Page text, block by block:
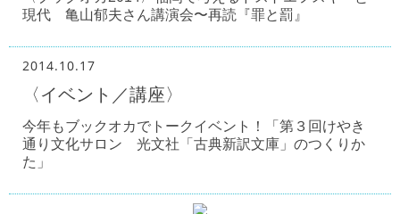
現代 亀山郁夫さん講演会〜再読『罪と罰』
2014.10.17
〈イベント／講座〉
今年もブックオカでトークイベント！「第３回けやき
通り文化サロン 光文社「古典新訳文庫」のつくりか
た」